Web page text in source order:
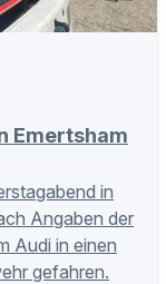
Emertsham
in
Angaben der
Audi in einen
gefahren.